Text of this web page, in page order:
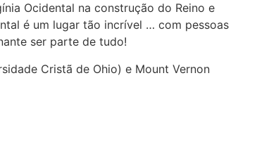
Ocidental na construção do Reino e
é um lugar tão incrível … com pessoas
ser parte de tudo!
Cristã de Ohio) e Mount Vernon